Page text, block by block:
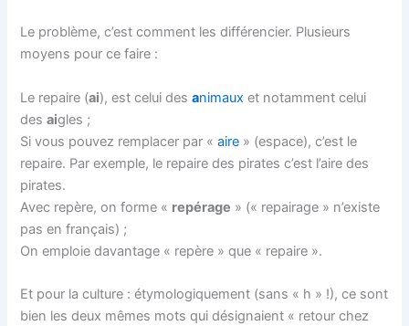
Le problème, c’est comment les différencier. Plusieurs
moyens pour ce faire :
Le repaire (ai), est celui desanimaux et notamment celui
desaigles ;
Si vous pouvez remplacer par «aire » (espace), c’est le
repaire. Par exemple, le repaire des pirates c’est l’aire des
pirates.
Avec repère, on forme « repérage » (« repairage » n’existe
pas en français) ;
On emploie davantage « repère » que « repaire ».
Et pour la culture : étymologiquement (sans « h » !), ce sont
bien les deux mêmes mots qui désignaient « retour chez